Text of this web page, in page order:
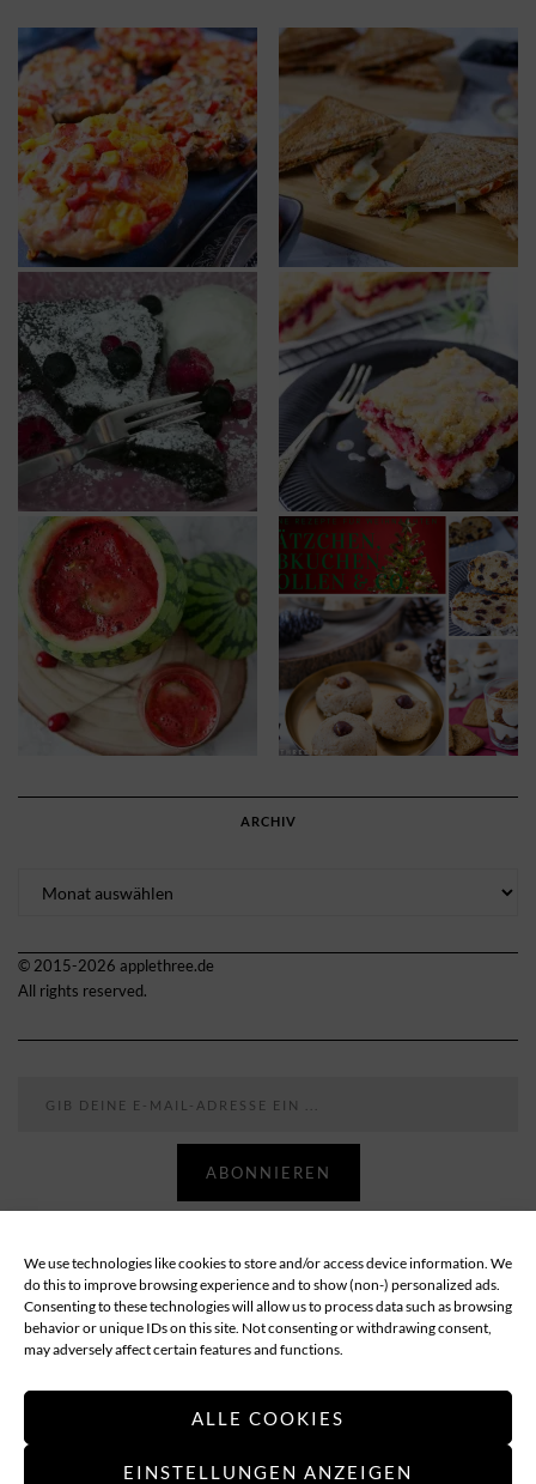
We use technologies like cookies to store and/or access device information. We
do this to improve browsing experience and to show (non-) personalized ads.
Consenting to these technologies will allow us to process data such as browsing
behavior or unique IDs on this site. Not consenting or withdrawing consent,
may adversely affect certain features and functions.
ALLE COOKIES
EINSTELLUNGEN ANZEIGEN
ARCHIV
© 2015-2026 applethree.de
All rights reserved.
ABONNIEREN
Follow
ABOUT DATENSCHUTZ
IMPRESSUM
COOKIE-RICHTLINIE (EU)